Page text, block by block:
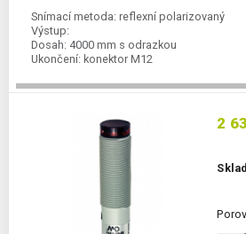
Snímací metoda: reflexní polarizovaný
Výstup:
Dosah: 4000 mm s odrazkou
Ukončení: konektor M12
2